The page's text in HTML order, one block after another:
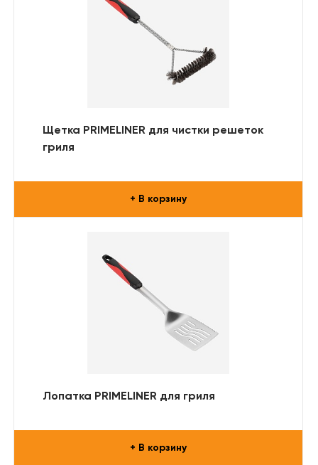
Щетка PRIMELINER для чистки решеток
гриля
+ В корзину
Лопатка PRIMELINER для гриля
+ В корзину